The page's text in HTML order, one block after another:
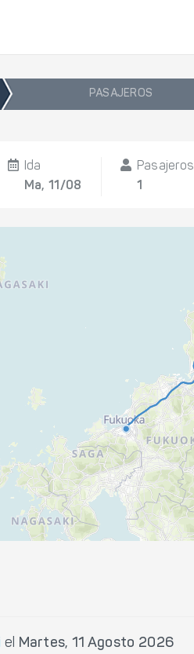
PASAJEROS
Ida
Ma, 11/08
Pasajeros
1
el Martes, 11 Agosto 2026